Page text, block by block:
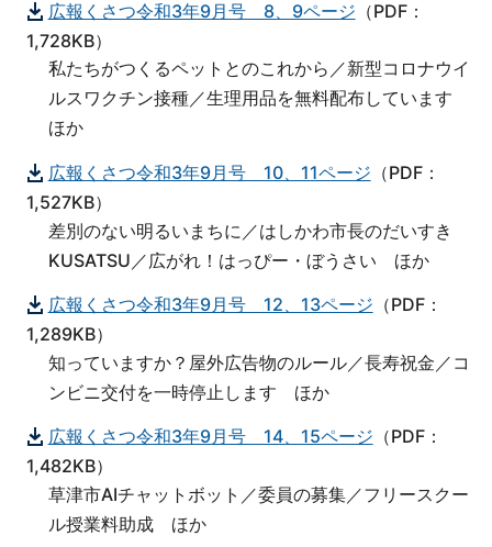
広報くさつ令和3年9月号 8、9ページ （PDF：
1,728KB）
私たちがつくるペットとのこれから／新型コロナウイ
ルスワクチン接種／生理用品を無料配布しています
ほか
広報くさつ令和3年9月号 10、11ページ （PDF：
1,527KB）
差別のない明るいまちに／はしかわ市長のだいすき
KUSATSU／広がれ！はっぴー・ぼうさい ほか
広報くさつ令和3年9月号 12、13ページ （PDF：
1,289KB）
知っていますか？屋外広告物のルール／長寿祝金／コ
ンビニ交付を一時停止します ほか
広報くさつ令和3年9月号 14、15ページ （PDF：
1,482KB）
草津市AIチャットボット／委員の募集／フリースクー
ル授業料助成 ほか